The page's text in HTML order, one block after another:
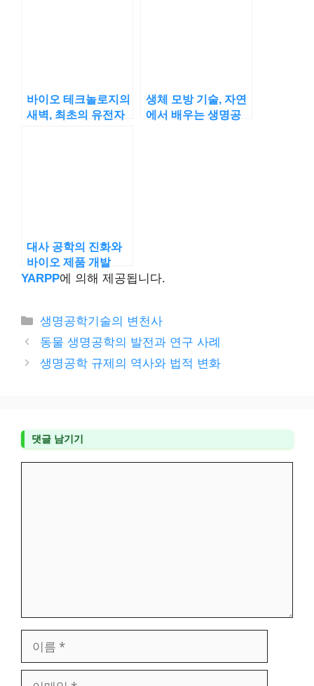
바이오 테크놀로지의
새벽, 최초의 유전자
생체 모방 기술, 자연
에서 배우는 생명공
대사 공학의 진화와
바이오 제품 개발
YARPP에 의해 제공됩니다.
카
테
리
생명공학기술의 변천사
동물 생명공학의 발전과 연구 사례
생명공학 규제의 역사와 법적 변화
댓글 남기기